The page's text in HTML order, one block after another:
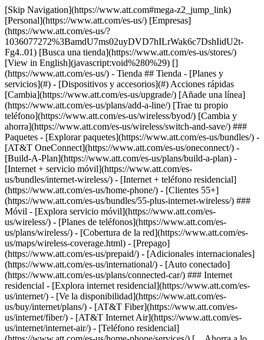
[Skip Navigation](https://www.att.com#mega-z2_jump_link) [Personal](https://www.att.com/es-us/) [Empresas](https://www.att.com/es-us/?1036077272%3BamdU7ms02uyDVD7hILrWak6c7DshIidU2t-Fg4..01) [Busca una tienda](https://www.att.com/es-us/stores/) [View in English](javascript:void%280%29) [](https://www.att.com/es-us/) - Tienda ## Tienda - [Planes y servicios](#) - [Dispositivos y accesorios](#) Acciones rápidas [Cambia](https://www.att.com/es-us/upgrade/) [Añade una línea](https://www.att.com/es-us/plans/add-a-line/) [Trae tu propio teléfono](https://www.att.com/es-us/wireless/byod/) [Cambia y ahorra](https://www.att.com/es-us/wireless/switch-and-save/) ### Paquetes - [Explorar paquetes](https://www.att.com/es-us/bundles/) - [AT&T OneConnect](https://www.att.com/es-us/oneconnect/) - [Build-A-Plan](https://www.att.com/es-us/plans/build-a-plan) - [Internet + servicio móvil](https://www.att.com/es-us/bundles/internet-wireless/) - [Internet + teléfono residencial](https://www.att.com/es-us/home-phone/) - [Clientes 55+](https://www.att.com/es-us/bundles/55-plus-internet-wireless/) ### Móvil - [Explora servicio móvil](https://www.att.com/es-us/wireless/) - [Planes de teléfonos](https://www.att.com/es-us/plans/wireless/) - [Cobertura de la red](https://www.att.com/es-us/maps/wireless-coverage.html) - [Prepago](https://www.att.com/es-us/prepaid/) - [Adicionales internacionales](https://www.att.com/es-us/international/) - [Auto conectado](https://www.att.com/es-us/plans/connected-car/) ### Internet residencial - [Explora internet residencial](https://www.att.com/es-us/internet/) - [Ve la disponibilidad](https://www.att.com/es-us/buy/internet/plans/) - [AT&T Fiber](https://www.att.com/es-us/internet/fiber/) - [AT&T Internet Air](https://www.att.com/es-us/internet/internet-air/) - [Teléfono residencial](https://www.att.com/es-us/home-phone/services/) [__Ahorra a lo grande en todo__ __regreso a clases__ \ Ver ofertas](https://www.att.com/es-us/deals/back-to-school/) Últimas novedades [Samsung Galaxy Z Fold8](https://www.att.com/es-us/buy/phones/samsung-galaxy-z-fold8.html) [iPhone 17 Pro](https://www.att.com/es-us/buy/phones/apple-iphone-17-pro.html) [AirPods Pro 3](https://www.att.com/es-us/buy/accessories/Headphones/apple-airpods-pro-3.html) [Google Pixel 10 Pro](https://www.att.com/es-us/buy/phones/google-pixel-10-pro.html) ### Dispositivos - [Teléfonos](https://www.att.com/es-us/buy/phones/) - [Teléfonos prepagados](https://www.att.com/es-us/buy/prepaid-phones/) - [Tablets](https://www.att.com/es-us/buy/tablets/) - [Relojes inteligentes](https://www.att.com/es-us/buy/wearables/) - [Usado certificado de AT&T](https://www.att.com/es-us/buy/phones/browse/att-certified-preowned) ### Accesorios - [Ver todos los accesorios](https://www.att.com/es-us/accessories/) - [Estuches](https://www.att.com/es-us/buy/accessories/browse/cases/) - [Cargadores](https://www.att.com/es-us/buy/accessories/browse/chargers/) - [Protector para pantalla](https://www.att.com/es-us/buy/accessories/browse/screen-protectors/) - [Audífonos](https://www.att.com/es-us/buy/accessories/browse/headphones/) ### Brands - [Apple](https://www.att.com/es-us/buy/phones/browse/apple/) - [Samsung](https://www.att.com/es-us/buy/phones/browse/samsung/) - [Motorola](https://www.att.com/es-us/buy/phones/browse/motorola/) - [Google](https://www.att.com/es-us/buy/phones/browse/google/) - [Meta](https://www.att.com/es-us/buy/accessories/browse/all/meta/) [__Obtén el nuevo Samsung Galaxy Z Fold8 por $0 con intercambio elegible__ \ Reserva](https://www.att.com/es-us/buy/phones/samsung-galaxy-z-fold8.html) - Ofertas ## Ofertas - [Nuevos y destacados](#) - [Descuentos para clientes](#) Destacados [Ve todas las ofertas](https://www.att.com/es-us/deals/) [Ofertas de servicio móvil](https://www.att.com/es-us/deals/cell-phone-deals/) [Ofertas de internet](https://www.att.com/es-us/deals/internet/) [Ofertas de intercambio](https://www.att.com/es-us/buy/phones/browse/tradeinoffer/) [Sin ofertas de intercambio](https://www.att.com/es-us/buy/phones/browse/nontradeinoffer/) ### Ofertas de tendencia - [Samsung Galaxy](https://www.att.com/es-us/buy/phones/browse/samsung_hasdeals_value_nontradeinoffer_tradeinoffer/) - [Apple iPhone](https://www.att.com/es-us/buy/phones/browse/apple_hasdeals_value_nontradeinoffer_tradeinoffer/) - [Menos de $50](https://www.att.com/es-us/buy/accessories/browse/all/price-range-25-50_price-range-5-25_5-and-under/) - [Ofertas de regreso a clases](https://www.att.com/es-us/deals/back-to-school/) ### Ofertas de dispositivos y accesorios - [Teléfonos](https://www.att.com/es-us/buy/phones/browse/hasdeals_value_nontradeinoffer_tradeinoffer/) - [Teléfonos prepagados](https://www.att.com/es-us/buy/prepaid-phones/browse/hasdeals/) - [Tablets](https://www.att.com/es-us/buy/tablets/browse/hasdeals_nontradeinoffer/) - [Relojes inteligentes](https://www.att.com/es-us/buy/wearables/browse/hasdeals_nontradeinoffer/) - [Ofertas de accesorios](https://www.att.com/es-us/buy/accessories/browse/all/deals/) ### Suscripciones - [AT&T OneConnect](https://www.att.com/es-us/oneconnect/) [__Cámbiate a AT&T y averigua cómo obtener hasta $800 por línea para terminar tu contrato__ \ Compra ahora](https://www.att.com/es-us/buy/phones/) ### Descuentos por ocupación - [Empleados de empresas](https://www.att.com/es-us/verification/signaturehub/#employment) - [Militares y veteranos](https://www.att.com/es-us/offers/discount-program/military-discount/) - [Maestros](https://www.att.com/es-us/offers/discount-program/teacher/) - [Enfermeros y médicos](https://www.att.com/es-us/verification/signaturehub/#medical) - [Personal de emergencias activo](https://www.att.com/es-us/firstnetandfamily/) ### Descuentos por afiliación - [Clientes 55+](https://www.att.com/es-us/verification/signaturehub/#age) - [Personal retirado del servicio de emergencia](https://www.att.com/es-us/offers/discount-program/retired-responders/) - [Trabajadores de sindicatos](https://www.att.com/es-us/offers/discount-program/union-discount/) - [Estudiantes](https://www.att.com/es-us/verification/signaturehub/#student) ### Ahorros para socios - [Descuento con tarjeta de crédito](https://www.att.com/es-us/?1036077272%3BamdU7ms02uyDVD7hIidU2t-FgOyvGkzT7uyJVm497PywgLdW2iYTVis9IZcUaO3.z1) - [Beneficios y más](https://andmorebenefits.att.com/root-discovery) [__Maestros: ahorra hasta $150 por línea y hasta un 20% en planes__ \ Obtén detalles](https://www.att.com/es-us/offers/discount-program/teacher/) - La diferencia de AT&T ## La diferencia de AT&T - [Nuestra ventaja competitiva](#) ### ¿Por qué elegirnos? - [Garantía AT&T](https://www.att.com/es-us/why-att/guarantee/) - [Por qué AT&T](https://www.att.com/es-us/why-att/) - [AT&T vs. T-Mobile y Verizon](https://www.att.com/es-us/wireless/switch-and-save/#compare-us) - [AT&T Fiber vs. Spectrum y Xfinity](https://www.att.com/es-us/internet/fiber/#compare-us) - [Prueba AT&T gratis](https://www.att.com/es-us/wireless/free-trial/) - [Cambia y ahorra](https://www.att.com/es-us/wireless/switch-and-save/) ### Cobertura excepcional - [Mapa de cobertura 5G](https://www.att.com/es-us/maps/wireless-coverage.html) - [Mapa de cobertura de fibra óptica](https://www.att.com/es-us/internet/fiber/coverage-map/) [__La mejor garantía de Estados Unidos__ \ Obtén detalles](https://www.att.com/es-us/why-att/guarantee/) - Ayuda ## Ayuda - [Factura y cuenta](#) - [Móvil](#) - [Internet](#) Acciones rápidas [Ve toda la ayuda](https://www.att.com/es-us/support/) [Ver mi cuenta](https://www.att.com/es-us/acctmgmt/overview) [Centro de pagos](https://www.att.com/es-us/acctmgmt/mypaymentcenter) [Centro de facturación](https://www.att.com/es-us/acctmgmt/billing/mybillingcenter) ### Factura y pagos - [Comprende tu factura](https://www.att.com/es-us/support/my-account/understand-your-bill/) - [Averigua por qué tu factura cambió](https://www.att.com/es-us/support/article/my-account/KM1051879/) - [Configura y administra AutoPay](https://www.att.com/es-us/acctmgmt/mypaymentcenter?intent=MANAGEAUTOPAY) - [Ve las cuotas de los dispositivos](https://www.att.com/es-us/acctmgmt/payment/installmentplandetails) - [Pagar sin iniciar sesión](https://www.att.com/es-us/acctmgmt/fastpmt/fastpay) ### Cuenta - [Cambiar o restablecer contraseña](https://www.att.com/es-us/support/article/my-account/KM1008941/) - [Añade o elimina cuentas](https://www.att.com/es-us/support/article/my-account/KM1008925/) - [Traslada el servicio de internet](https://www.att.com/es-us/help/moving/) - [Ve tus pedidos y reclamaciones](https://www.att.com/es-us/orders/history) - [Más ayuda con la cuenta](https://www.att.com/es-us/support/my-account/) [__La mejor garantía de Estados Unidos__ \ Obtén detalles](https://www.att.com/es-us/why-att/guarantee/) Acciones rápidas [Administrar mi servicio móvil](https://www.att.com/es-us/acctmgmt/mywireless) [Rastrear mi pedido](https://www.att.com/es-us/orders/history) [Añade AT&T International Day Pass](https://www.att.com/es-us/acctmgmt/signin?intent=DEEPLINK&soc=IRRLHDF&level=CAT&source=ILC242589969&wtExtndSource=Megamenu) ### Mi dispositivo - [Verificar mi uso](https://www.att.com/es-us/acctmgmt/usage/mysummary) - [Administra complementos](https://www.att.com/es-us/acctmgmt/wireless/manage-addon) - [Cambiar mi plan](https://www.att.com/es-us/acctmgmt/mywireless/manageplan/) - [Añade una línea](https://www.att.com/es-us/buy/postpaid/?wlsfi=AL) - [Consultar los requisitos de cambio](https://www.att.com/es-us/buy/postpaid/?wlsfi=up) - [Activa un dispositivo móvil](https://www.att.com/es-us/